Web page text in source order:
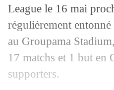
League le 16 mai
régulièrement
au Groupama
17 matchs et 1 but en
supporters.
04/05 Lille : Sliti va
04/05 Salzbourg:
04/05 Arsenal